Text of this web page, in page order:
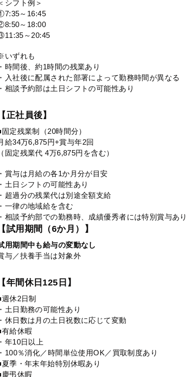
シフト例＞
～16:45
～18:00
～20:45
いずれも
時間後、約1時間の残業あり
入社後に配属された部署によって勤務時間が異なる
相談予約部は土日シフトの可能性あり
正社員後】
定残業制（20時間分）
給34万6,875円+賞与年2回
固定残業代 4万6,875円を含む）
賞与は月給の各1か月分が目安
土日シフトの可能性あり
超過分の残業代は別途全額支給
一律の地域給を含む
相談予約部での勤務時、成績優秀者には特別賞与あり
試用期間（6か月）】
用期間中も給与の変動なし
与／扶養手当は対象外
年間休日125日】
休2日制
土日勤務の可能性あり
休日数は月の土日祝数に応じて変動
有給休暇
年10日以上
100％消化／時間単位使用OK／買取制度あり
夏季・年末年始特別休暇あり
慶弔休暇